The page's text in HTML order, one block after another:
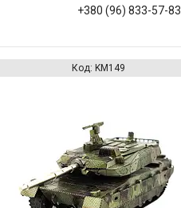
+380 (96) 833-57-83
KM149